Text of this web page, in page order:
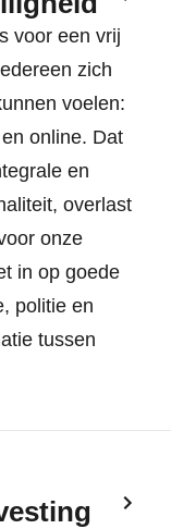
voor een vrij
zich
voelen:
online. Dat
en
overlast
onze
in op goede
politie en
tussen